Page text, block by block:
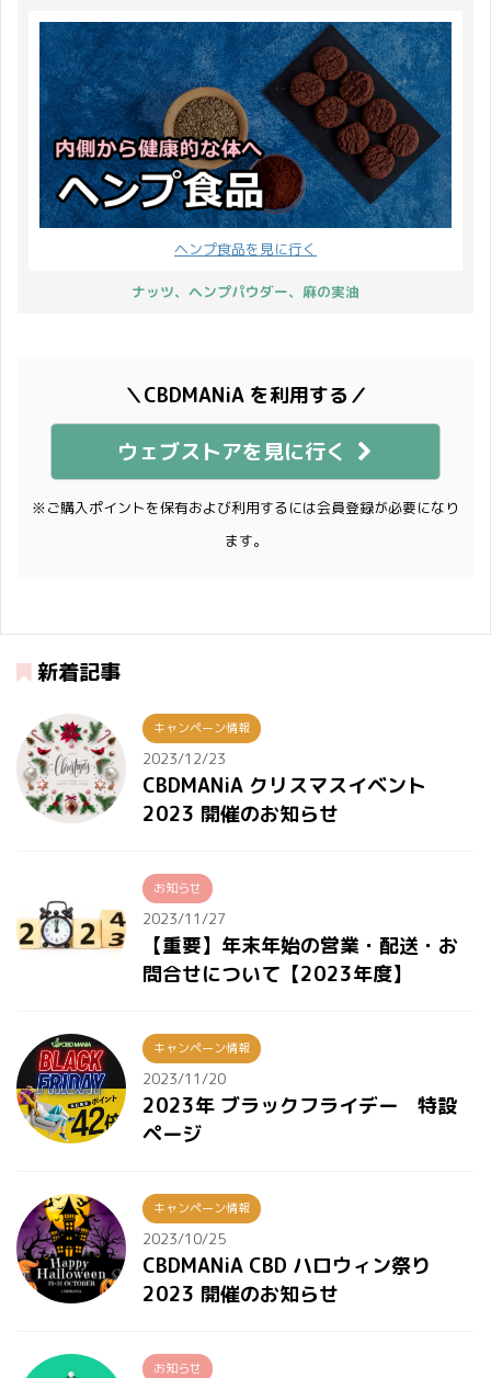
ヘンプ食品を見に行く
ナッツ、ヘンプパウダー、麻の実油
＼CBDMANiA を利用する／
ウェブストアを見に行く
※ご購入ポイントを保有および利用するには会員登録が必要になり
ます。
新着記事
キャンペーン情報
2023/12/23
CBDMANiA クリスマスイベント
2023 開催のお知らせ
お知らせ
2023/11/27
【重要】年末年始の営業・配送・お
問合せについて【2023年度】
キャンペーン情報
2023/11/20
2023年 ブラックフライデー 特設
ページ
キャンペーン情報
2023/10/25
CBDMANiA CBD ハロウィン祭り
2023 開催のお知らせ
お知らせ